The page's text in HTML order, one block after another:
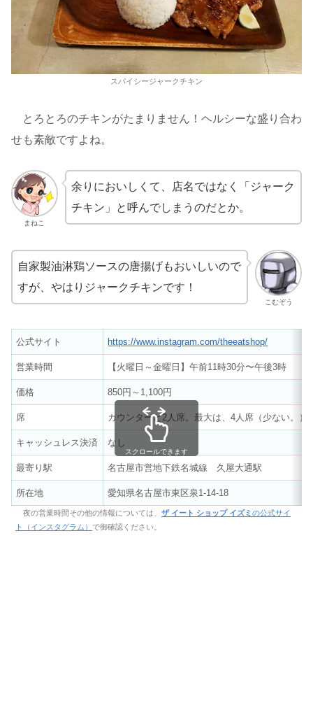
スパイシージャークチキン
とろとろのチキンがたまりません！ヘルシーな盛り合わ
せも素敵ですよね。
まねこ
余りにおいしくて、店名ではなく「ジャーク
チキン」と呼んでしまうのだとか。
こむぞう
自家製油淋鶏ソースの唐揚げもおいしいので
すが、やはりジャークチキンです！
公式サイト https://www.instagram.com/theeatshop/
営業時間 【火曜日～金曜日】午前11時30分〜午後3時
価格 850円～1,100円
席 カウンターと2人席。最大は、4人席（少ない。）
キャッシュレス決済 なし
最寄り駅 名古屋市営地下鉄名城線 久屋大通駅
所在地 愛知県名古屋市東区泉1-14-18
スクロールできます
夜の営業時間その他の情報については、 ザ イート ショップ イズミ の公式サイ
ト（インスタグラム） で御確認ください。